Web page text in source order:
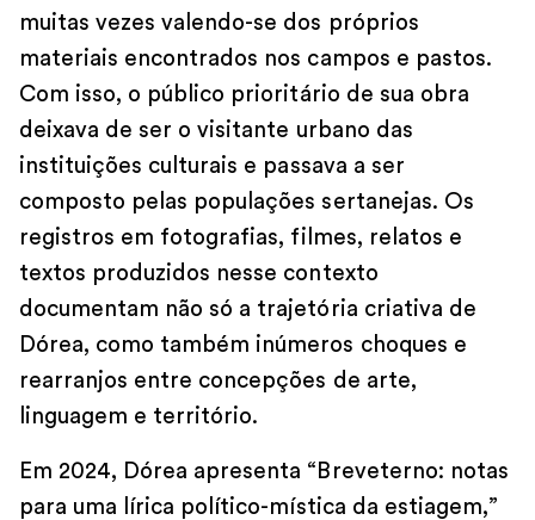
muitas vezes valendo-se dos próprios
materiais encontrados nos campos e pastos.
Com isso, o público prioritário de sua obra
deixava de ser o visitante urbano das
instituições culturais e passava a ser
composto pelas populações sertanejas. Os
registros em fotografias, filmes, relatos e
textos produzidos nesse contexto
documentam não só a trajetória criativa de
Dórea, como também inúmeros choques e
rearranjos entre concepções de arte,
linguagem e território.
Em 2024, Dórea apresenta “Breveterno: notas
para uma lírica político-mística da estiagem,”